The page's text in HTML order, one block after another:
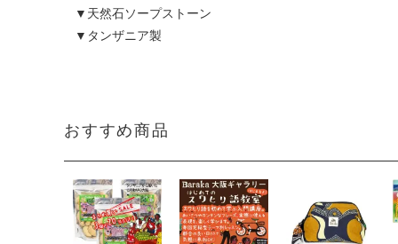
▼天然石ソープストーン
▼タンザニア製
おすすめ商品